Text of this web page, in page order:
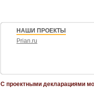
НАШИ ПРОЕКТЫ
Prian.ru
С проектными декларациями